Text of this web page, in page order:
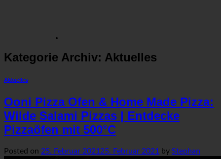
Kategorie Archiv: Aktuelles
Aktuelles
Ooni Pizza Ofen & Home Made Pizza:
Wilde Salami Pizzas | Entdecke
Pizzaöfen mit 500°C
Posted on 25. Februar 2021 25. Februar 2021 by Stephan